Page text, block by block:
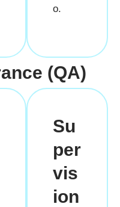
o.
(QA)
Su
per
vis
ion